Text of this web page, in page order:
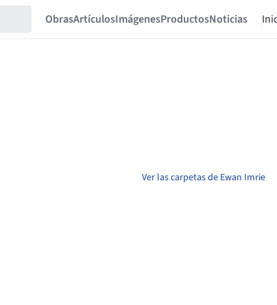
ObrasArtículosImágenesProductosNoticias
Ver las carpetas de Ewan Imrie